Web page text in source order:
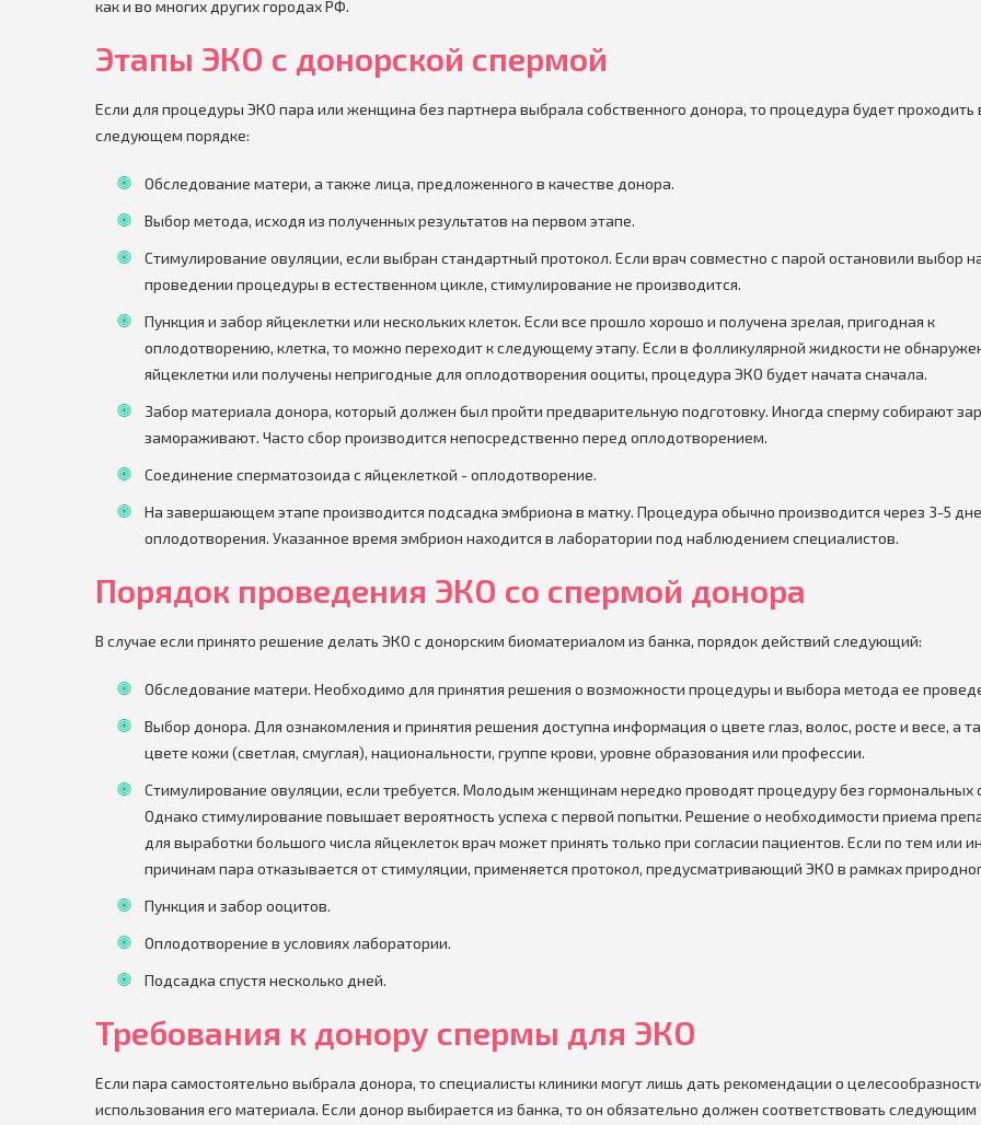
как и во многих других городах РФ.
Этапы ЭКО с донорской спермой
Если для процедуры ЭКО пара или женщина без партнера выбрала собственного донора, то процедура будет проходить
следующем порядке:
Обследование матери, а также лица, предложенного в качестве донора.
Выбор метода, исходя из полученных результатов на первом этапе.
Стимулирование овуляции, если выбран стандартный протокол. Если врач совместно с парой остановили выбор
проведении процедуры в естественном цикле, стимулирование не производится.
Пункция и забор яйцеклетки или нескольких клеток. Если все прошло хорошо и получена зрелая, пригодная к
оплодотворению, клетка, то можно переходит к следующему этапу. Если в фолликулярной жидкости не
яйцеклетки или получены непригодные для оплодотворения ооциты, процедура ЭКО будет начата сначала.
Забор материала донора, который должен был пройти предварительную подготовку. Иногда сперму собирают
замораживают. Часто сбор производится непосредственно перед оплодотворением.
Соединение сперматозоида с яйцеклеткой - оплодотворение.
На завершающем этапе производится подсадка эмбриона в матку. Процедура обычно производится через 3-5
оплодотворения. Указанное время эмбрион находится в лаборатории под наблюдением специалистов.
Порядок проведения ЭКО со спермой донора
В случае если принято решение делать ЭКО с донорским биоматериалом из банка, порядок действий следующий:
Обследование матери. Необходимо для принятия решения о возможности процедуры и выбора метода ее
Выбор донора. Для ознакомления и принятия решения доступна информация о цвете глаз, волос, росте и весе, а
цвете кожи (светлая, смуглая), национальности, группе крови, уровне образования или профессии.
Стимулирование овуляции, если требуется. Молодым женщинам нередко проводят процедуру без гормональных
Однако стимулирование повышает вероятность успеха с первой попытки. Решение о необходимости приема
для выработки большого числа яйцеклеток врач может принять только при согласии пациентов. Если по тем или
причинам пара отказывается от стимуляции, применяется протокол, предусматривающий ЭКО в рамках
Пункция и забор ооцитов.
Оплодотворение в условиях лаборатории.
Подсадка спустя несколько дней.
Требования к донору спермы для ЭКО
Если пара самостоятельно выбрала донора, то специалисты клиники могут лишь дать рекомендации о
использования его материала. Если донор выбирается из банка, то он обязательно должен соответствовать следующим